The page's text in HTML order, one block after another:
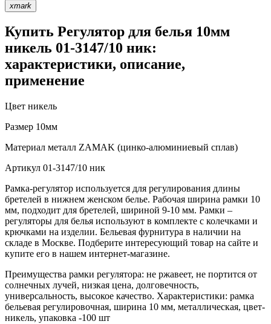
xmark
Купить Регулятор для белья 10мм
никель 01-3147/10 ник:
характеристики, описание,
применение
Цвет никель
Размер 10мм
Материал металл ZAMAK (цинко-алюминиевый сплав)
Артикул 01-3147/10 ник
Рамка-регулятор используется для регулирования длины
бретелей в нижнем женском белье. Рабочая ширина рамки 10
мм, подходит для бретелей, шириной 9-10 мм. Рамки –
регуляторы для белья используют в комплекте с колечками и
крючками на изделии. Бельевая фурнитура в наличии на
складе в Москве. Подберите интересующий товар на сайте и
купите его в нашем интернет-магазине.
Преимущества рамки регулятора: не ржавеет, не портится от
солнечных лучей, низкая цена, долговечность,
универсальность, высокое качество. Характеристики: рамка
бельевая регулировочная, ширина 10 мм, металлическая, цвет-
никель, упаковка -100 шт